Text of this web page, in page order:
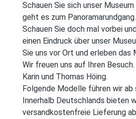
Schauen Sie sich unser
geht es zum Panoramarundgang.
Schauen Sie doch mal vorbei
einen Eindruck über unser
Sie uns vor Ort und erleben das
Wir freuen uns auf Ihren Besuch.
Karin und Thomas Höing.
Folgende Modelle führen wir
Innerhalb Deutschlands bieten
versandkostenfreie Lieferung